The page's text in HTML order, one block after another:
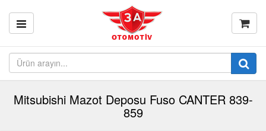
Mitsubishi Mazot Deposu Fuso CANTER 839-
859